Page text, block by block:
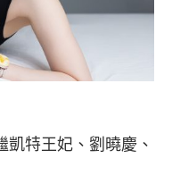
凱特王妃、劉曉慶、